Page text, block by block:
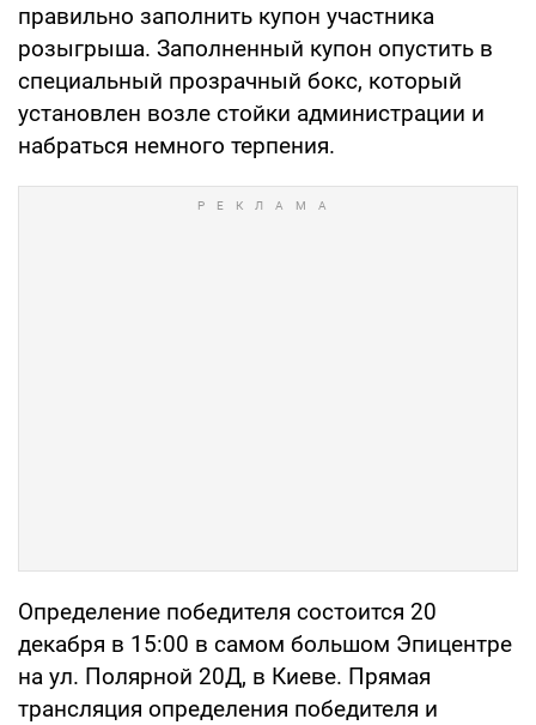
правильно заполнить купон участника
розыгрыша. Заполненный купон опустить в
специальный прозрачный бокс, который
установлен возле стойки администрации и
набраться немного терпения.
Определение победителя состоится 20
декабря в 15:00 в самом большом Эпицентре
на ул. Полярной 20Д, в Киеве. Прямая
трансляция определения победителя и